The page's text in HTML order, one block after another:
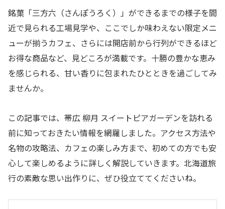
銘菓「三方六（さんぽうろく）」ができるまでの様子を間
近で見られる工場見学や、ここでしか味わえない限定メニ
ューが揃うカフェ、さらには開店前から行列ができるほど
お得な商品など、見どころが満載です。十勝の豊かな恵み
を感じられる、甘い香りに包まれたひとときを過ごしてみ
ませんか。
この記事では、帯広 柳月 スイートピアガーデンを訪れる
前に知っておきたい情報を網羅しました。アクセス方法や
名物の攻略法、カフェの楽しみ方まで、初めての方でも安
心して楽しめるように詳しく解説していきます。北海道旅
行の素敵な思い出作りに、ぜひ役立ててくださいね。